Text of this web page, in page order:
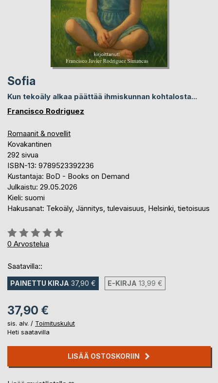
Sofia
Kun tekoäly alkaa päättää ihmiskunnan kohtalosta...
Francisco Rodriguez
Romaanit & novellit
Kovakantinen
292 sivua
ISBN-13: 9789523392236
Kustantaja: BoD - Books on Demand
Julkaistu: 29.05.2026
Kieli: suomi
Hakusanat: Tekoäly, Jännitys, tulevaisuus, Helsinki, tietoisuus
Arvostelu::
0%
0 Arvostelua
Saatavilla::
PAINETTU KIRJA 37,90 € E-KIRJA 13,99 €
37,90 €
sis. alv. / Toimituskulut
Heti saatavilla
LISÄÄ OSTOSKORIIN